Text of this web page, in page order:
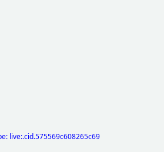
live:.cid.575569c608265c69